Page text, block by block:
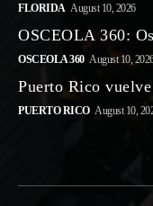
FLORIDA August 10, 2026
OSCEOLA 360:
OSCEOLA 360 August 10,
Puerto Rico
PUERTO RICO August 10,